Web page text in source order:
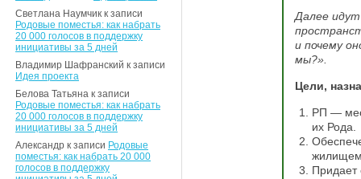
Светлана Наумчик к записи
Родовые поместья: как набрать
20 000 голосов в поддержку
инициативы за 5 дней
Владимир Шафранский к записи
Идея проекта
Белова Татьяна к записи
Родовые поместья: как набрать
20 000 голосов в поддержку
инициативы за 5 дней
Александр к записи Родовые
поместья: как набрать 20 000
голосов в поддержку
Далее
и почему
мы?».
Цели,
РП —
их Рода.
Придает